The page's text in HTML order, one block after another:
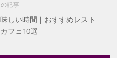
記事
しい時間｜おすすめレスト
フェ10選